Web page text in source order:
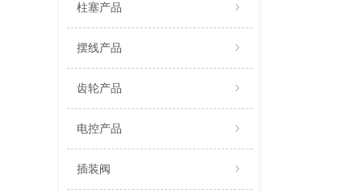
ꁇ
柱塞产品
ꁇ
摆线产品
ꁇ
齿轮产品
ꁇ
电控产品
ꁇ
插装阀